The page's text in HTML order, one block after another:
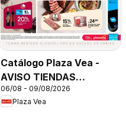
Catálogo Plaza Vea -
AVISO TIENDAS
SELECCIONADAS 1
06/08 - 09/08/2026
Plaza Vea